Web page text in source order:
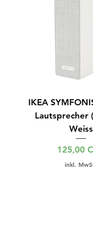
IKEA
Lautsprecher
Weiss
Preis
125,00
inkl.